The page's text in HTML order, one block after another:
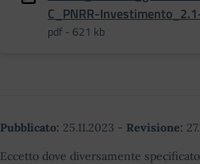
C_PNRR-
pdf - 621 kb
Pubblicato: 25.11.2023 - Revisione:
Eccetto dove diversamente